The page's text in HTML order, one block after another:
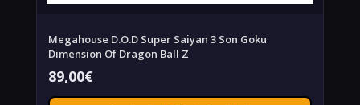
Megahouse D.O.D Super Saiyan 3 Son Goku
Dimension Of Dragon Ball Z
89,00€